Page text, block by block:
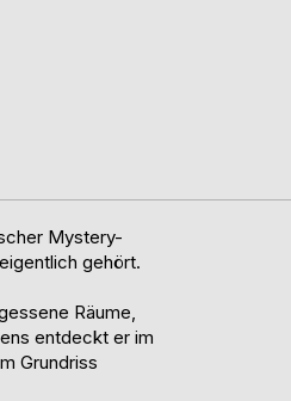
Mystery-
gehört.
Räume,
entdeckt er im
Grundriss